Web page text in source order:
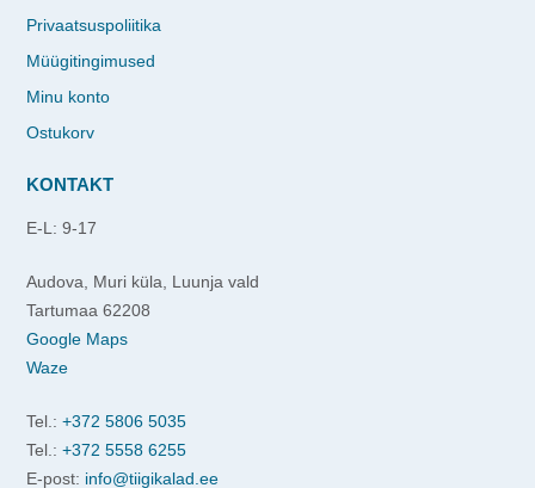
Privaatsuspoliitika
Müügitingimused
Minu konto
Ostukorv
KONTAKT
E-L: 9-17
Audova, Muri küla, Luunja vald
Tartumaa 62208
Google Maps
Waze
Tel.: +372 5806 5035
Tel.: +372 5558 6255
E-post: info@tiigikalad.ee